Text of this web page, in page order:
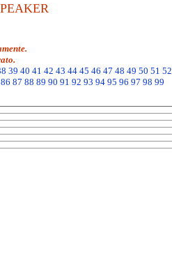
39 40 41 42 43 44 45 46 47 48 49 50 51 52
86 87 88 89 90 91 92 93 94 95 96 97 98 99